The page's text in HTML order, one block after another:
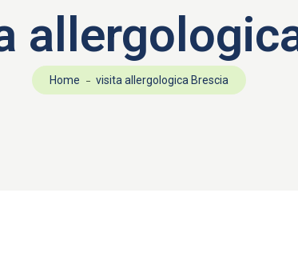
Home visita allergologica Brescia